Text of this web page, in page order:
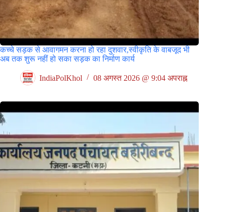
कच्चे सड़क से आवागमन करना हो रहा दुशवार,स्वीकृति के वाबजूद भी
अब तक शुरू नहीं हो सका सड़क का निर्माण कार्य
IndiaPolKhol 08 अगस्त 2026 @ 9:04 अपराह्न